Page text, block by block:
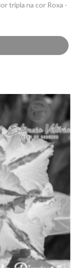
tripla na cor Roxa -